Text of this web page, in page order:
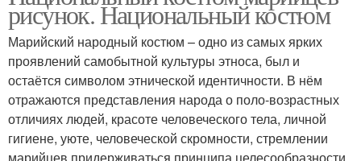
рисунок. Национальный костюм
Марийский народный костюм – одно из самых ярких
проявлений самобытной культуры этноса, был и
остаётся символом этнической идентичности. В нём
отражаются представления народа о поло-возрастных
отличиях людей, красоте человеческого тела, личной
гигиене, уюте, человеческой скромности, стремлении